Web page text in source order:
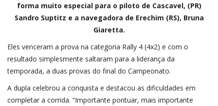
forma muito especial para o piloto de Cascavel, (PR)
Sandro Suptitz e a navegadora de Erechim (RS), Bruna
Giaretta.
Eles venceram a prova na categoria Rally 4 (4x2) e com o
resultado simplesmente saltaram para a liderança da
temporada, a duas provas do final do Campeonato.
A dupla celebrou a conquista e destacou as dificuldades em
completar a corrida. “Importante pontuar, mais importante